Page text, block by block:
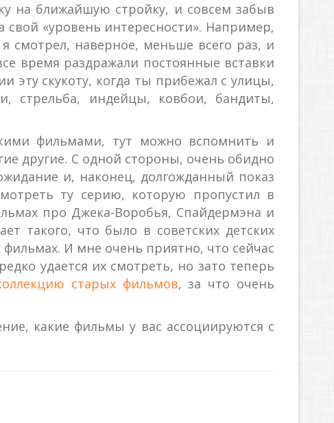
на ближайшую стройку, и совсем забыв
свой «уровень интересности». Например,
смотрел, наверное, меньше всего раз, и
время раздражали постоянные вставки
эту скукоту, когда ты прибежал с улицы,
стрельба, индейцы, ковбои, бандиты,
фильмами, тут можно вспомнить и
другие. С одной стороны, очень обидно
и, наконец, долгожданный показ
ту серию, которую пропустил в
про Джека-Воробья, Спайдермэна и
такого, что было в советских детских
И мне очень приятно, что сейчас
удается их смотреть, но зато теперь
старых фильмов, за что очень
какие фильмы у вас ассоциируются с